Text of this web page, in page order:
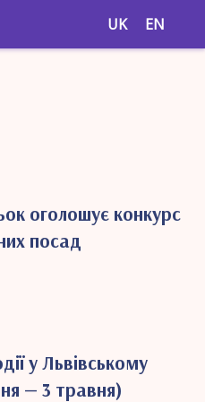
UK EN
оголошує конкурс
посад
у Львівському
— 3 травня)